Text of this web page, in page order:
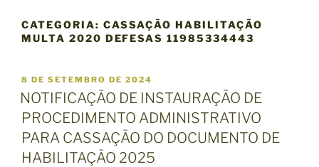
CATEGORIA: CASSAÇÃO HABILITAÇÃO
MULTA 2020 DEFESAS 11985334443
P
U
B
L
I
C
A
8 DE SETEMBRO DE 2024
NOTIFICAÇÃO DE INSTAURAÇÃO DE
PROCEDIMENTO ADMINISTRATIVO
PARA CASSAÇÃO DO DOCUMENTO DE
HABILITAÇÃO 2025